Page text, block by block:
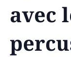
avec